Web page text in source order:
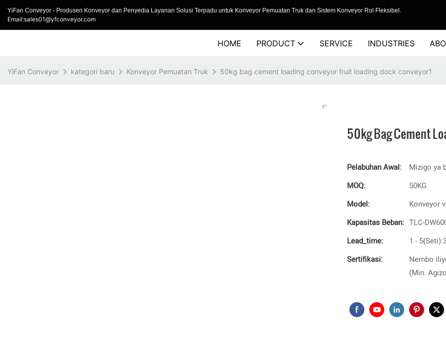
YiFan Conveyor - Produsen Konveyor dan Penyedia Layanan Solusi Terpadu untuk Konveyor Pemuatan Truk dan Sistem Konveyor Rol Fleksibel.
Email:sales01@yfconveyor.com
HOME PRODUCT SERVICE INDUSTRIES
YiFan Conveyor kategori baru Konveyor Pemuatan Truk 50kg bag cement loading conveyor fruit loading dock conveyor1
50kg Bag Cement
Pelabuhan Awal:
Mizigo ya
MOQ:
50KG
Model:
Konveyor
Kapasitas Beban: TLC-
Lead_time:
1 -
Sertifikasi:
Nembo
(Min.